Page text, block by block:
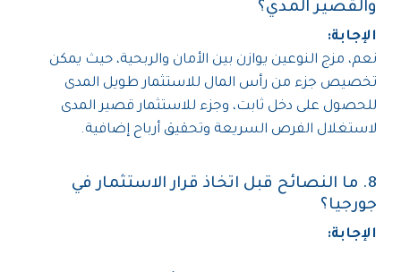
والقصير المدي؟
الإجابة:
نعم، مزج النوعين يوازن بين الأمان والربحية، حيث يمكن
تخصيص جزء من رأس المال للاستثمار طويل المدى
للحصول على دخل ثابت، وجزء للاستثمار قصير المدى
لاستغلال الفرص السريعة وتحقيق أرباح إضافية.
8. ما النصائح قبل اتخاذ قرار الاستثمار في
جورجيا؟
الإجابة: